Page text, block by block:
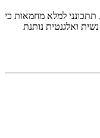
למלא מחמאות כי
ואלגנטית נותנת